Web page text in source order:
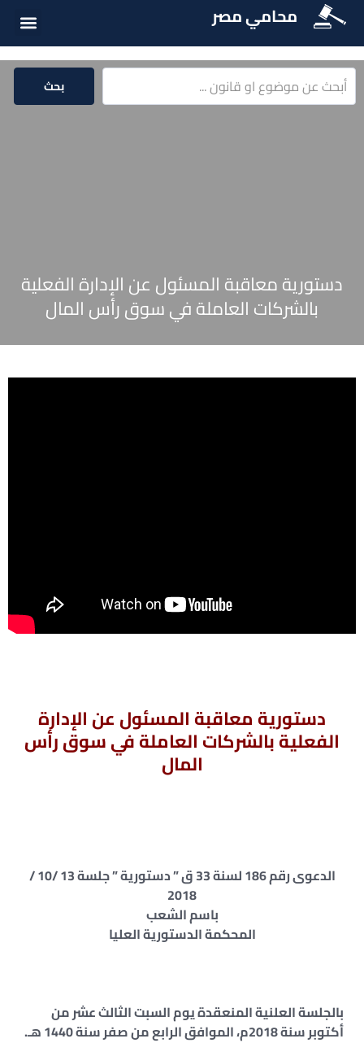
محامي مصر
بحث
دستورية معاقبة المسئول عن الإدارة الفعلية
بالشركات العاملة في سوق رأس المال
دستورية معاقبة المسئول عن الإدارة
الفعلية بالشركات العاملة في سوق رأس
المال
الدعوى رقم 186 لسنة 33 ق ” دستورية ” جلسة 13 /10 /
2018
باسم الشعب
المحكمة الدستورية العليا
بالجلسة العلنية المنعقدة يوم السبت الثالث عشر من
أكتوبر سنة 2018م، الموافق الرابع من صفر سنة 1440 هـ.